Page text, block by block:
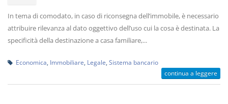
In tema di comodato, in caso di riconsegna dell’immobile, è necessario
attribuire rilevanza al dato oggettivo dell’uso cui la cosa è destinata. La
specificità della destinazione a casa familiare,...
Economica Immobiliare Legale Sistema bancario
continua a leggere